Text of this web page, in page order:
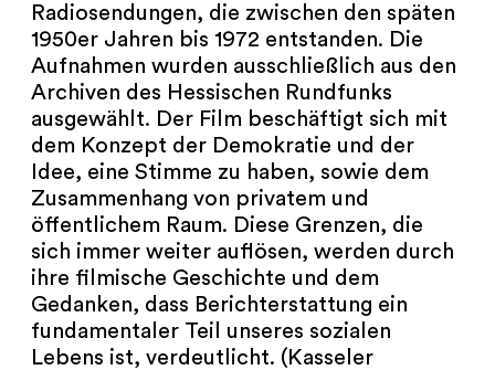
Radiosendungen, die zwischen den späten
1950er Jahren bis 1972 entstanden. Die
Aufnahmen wurden ausschließlich aus den
Archiven des Hessischen Rundfunks
ausgewählt. Der Film beschäftigt sich mit
dem Konzept der Demokratie und der
Idee, eine Stimme zu haben, sowie dem
Zusammenhang von privatem und
öffentlichem Raum. Diese Grenzen, die
sich immer weiter auflösen, werden durch
ihre filmische Geschichte und dem
Gedanken, dass Berichterstattung ein
fundamentaler Teil unseres sozialen
Lebens ist, verdeutlicht. (Kasseler